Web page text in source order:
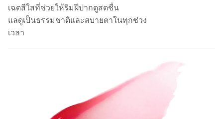
เฉดสีใสที่ช่วยให้ริมฝีปากดูสดชื่น
แลดูเป็นธรรมชาติและสบายตาในทุกช่วง
เวลา